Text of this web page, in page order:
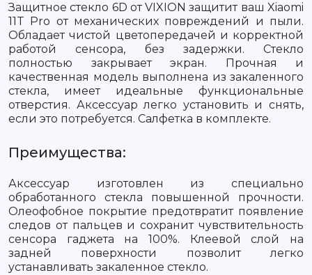
Защитное стекло 6D от VIXION защитит ваш Xiaomi
11T Pro от механических повреждений и пыли.
Обладает чистой цветопередачей и корректной
работой сенсора, без задержки. Стекло
полностью закрывает экран. Прочная и
качественная модель выполнена из закаленного
стекла, имеет идеальные функциональные
отверстия. Аксессуар легко установить и снять,
если это потребуется. Салфетка в комплекте.
Преимущества:
Аксессуар изготовлен из специально
обработанного стекла повышенной прочности.
Олеофобное покрытие предотвратит появление
следов от пальцев и сохранит чувствительность
сенсора гаджета на 100%. Клеевой слой на
задней поверхности позволит легко
устанавливать закаленное стекло.